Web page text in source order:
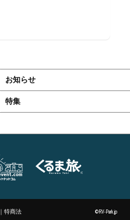
お知らせ
特集
｜特商法 ©RV-Park.jp